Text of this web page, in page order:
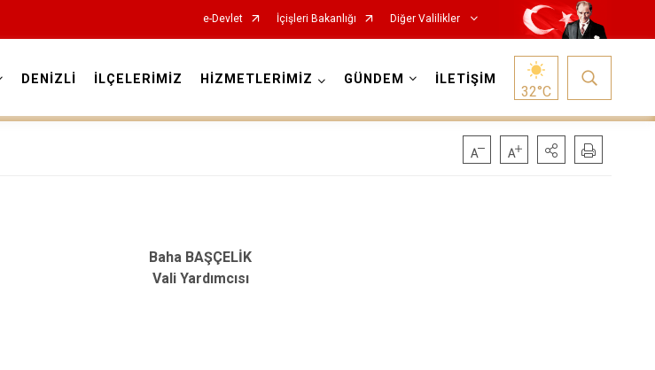
e-Devlet İçişleri Bakanlığı Diğer Valilikler
DENİZLİ İLÇELERİMİZ HİZMETLERİMİZ GÜNDEM İLETİŞİM
32°C
Baha BAŞÇELİK
Vali Yardımcısı